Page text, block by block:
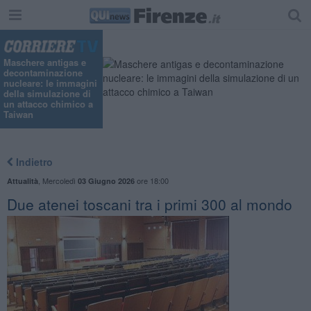
Maschere antigas e
decontaminazione
nucleare: le immagini
della simulazione di
un attacco chimico a
Taiwan
Indietro
Attualità Mercoledì 03 Giugno 2026ore 18:00
Due atenei toscani tra i primi 300 al mondo